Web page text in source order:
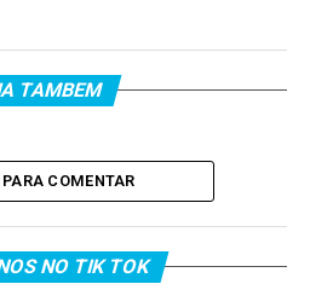
TAMBEM
COMENTAR
NO TIK TOK